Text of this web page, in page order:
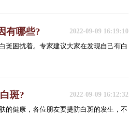
有哪些? 2022-09-09 16:19:10
斑困扰着。专家建议大家在发现自己有白
斑? 2022-09-09 16:12:32
的健康，各位朋友要提防白斑的发生，不